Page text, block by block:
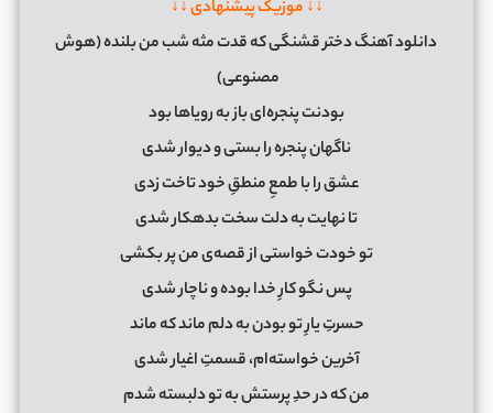
↓↓ موزیک پیشنهادی ↓↓
دانلود آهنگ دختر قشنگی که قدت مثه شب من بلنده (هوش
مصنوعی)
بودنت پنجره‌ای باز به رویاها بود
ناگهان پنجره را بستی و دیوار شدی
عشق را با طمعِ منطقِ خود تاخت زدی
تا نهایت به دلت سخت بدهکار شدی
تو خودت خواستی از قصه‌ی من پر بکشی
پس نگو کارِ خدا بوده و ناچار شدی
حسرتِ یارِ تو بودن به دلم ماند که ماند
آخرین خواسته‌ام، قسمتِ اغیار شدی
من که در حدِ پرستش به تو دلبسته شدم